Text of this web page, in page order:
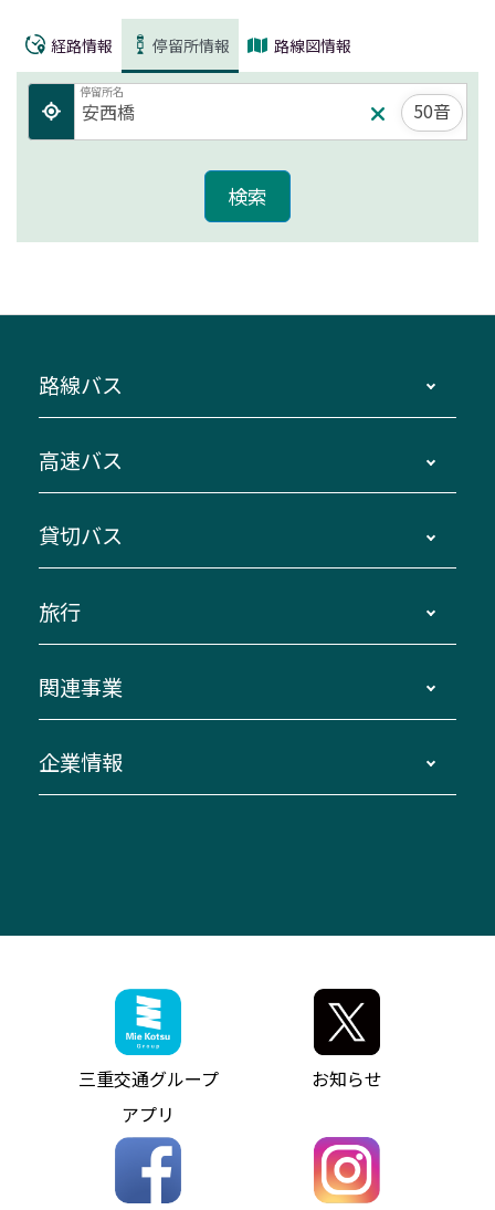
経路情報 停留所情報 路線図情報
停留所名
50音
路線バス
主要停留所案内図・時刻表
路線バスのご利用方法
三重交通接近情報バスロケーションシステム
ダイヤ改正情報
迂回・休止について
臨時バスについて
伊勢二見鳥羽周遊バスCANばす
「みえブルーライン」（三重大学病院直通バ
神都ライナー
ミジュマルのラッピングバス（鈴鹿管内）
参宮バス
神都バス
パールシャトル
バス情報の見える化
コミュニティバス
高速バス
南紀・VISON～横浜・東京・埼玉
伊賀～名古屋
南紀～VISON～名古屋
湯の山温泉～名古屋
桑名・長島温泉・金城ふ頭駅～中部国際空港
（休止中）
お客様駐車場のご案内
アイコンの説明
インターネット予約
よくあるご質問
お問い合わせ
貸切バス
貸切バスのご利用について
お問い合わせ
旅行
貸切バス団体旅行
美し国周遊ばす
関連事業
自家用自動車車両運行管理
ザ・バスコレクション三重交通バスセット
三重交通公式グッズ
企業情報
ファンコーナー
お問い合わせ
お知らせ・最新情報一覧
ニュースリリース
お問い合わせ
個人情報保護方針
三重交通グループ
アプリ
お知らせ